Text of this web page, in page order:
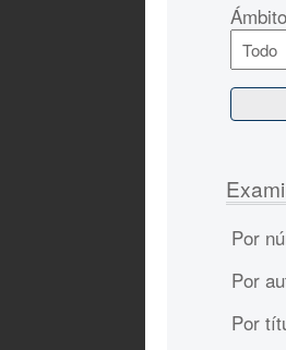
Por
Por
Por